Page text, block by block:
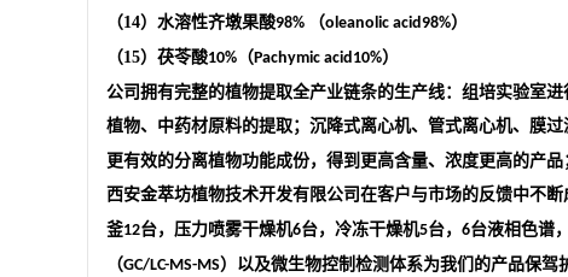
（14）水溶性齐墩果酸98% （oleanolic acid98%）
（15）茯苓酸10% （Pachymic acid10%）
公司 拥有完整的植物提取全产业链条的生产线：组培实验室
植物、中药材原料的提取；沉降式离心机、管式离心机、膜
更有效的分离植物功能成份，得到更高含量、浓度更高的产
西安金萃坊植物技术开发有限公司 在客户与市场的反馈中不
釜12台，压力喷雾干燥机6台，冷冻干燥机5台， 6台液相色谱，
（GC/LC-MS-MS）以及微生物控制检测体系为我们的产品保驾